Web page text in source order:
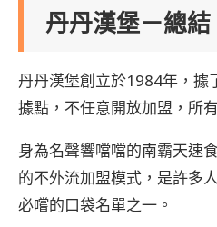
丹丹漢堡－總結
丹丹漢堡創立於1984年，據
據點，不任意開放加盟，所
身為名聲響噹噹的南霸天速
的不外流加盟模式，是許多
必嚐的口袋名單之一。